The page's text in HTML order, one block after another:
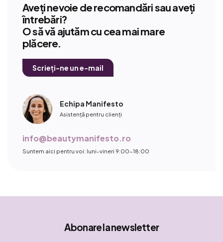
Aveți nevoie de recomandări sau aveți
întrebări?
O să vă ajutăm cu cea mai mare
plăcere.
Scrieți-ne un e-mail
Echipa Manifesto
Asistență pentru clienți
info@beautymanifesto.ro
Suntem aici pentru voi: luni-vineri 9:00-18:00
Abonare la newsletter